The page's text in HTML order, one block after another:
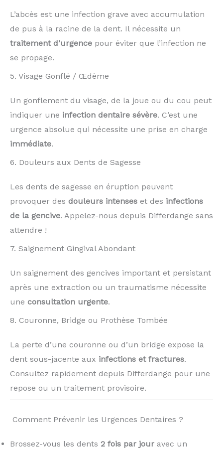
L’abcès est une infection grave avec accumulation
de pus à la racine de la dent. Il nécessite un
traitement d’urgence pour éviter que l’infection ne
se propage.
5. Visage Gonflé / Œdème
Un gonflement du visage, de la joue ou du cou peut
indiquer une infection dentaire sévère. C’est une
urgence absolue qui nécessite une prise en charge
immédiate.
6. Douleurs aux Dents de Sagesse
Les dents de sagesse en éruption peuvent
provoquer des douleurs intenses et des infections
de la gencive. Appelez-nous depuis Differdange sans
attendre !
7. Saignement Gingival Abondant
Un saignement des gencives important et persistant
après une extraction ou un traumatisme nécessite
une consultation urgente.
8. Couronne, Bridge ou Prothèse Tombée
La perte d’une couronne ou d’un bridge expose la
dent sous-jacente aux infections et fractures.
Consultez rapidement depuis Differdange pour une
repose ou un traitement provisoire.
️ Comment Prévenir les Urgences Dentaires ?
Brossez-vous les dents 2 fois par jour avec un